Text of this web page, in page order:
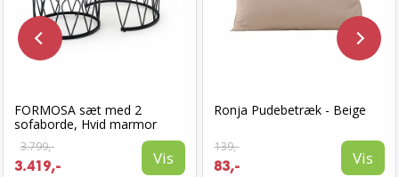
FORMOSA sæt med 2
sofaborde, Hvid marmor
3.799,-
3.419,- Vis
Ronja Pudebetræk - Beige
139,-
83,- Vis